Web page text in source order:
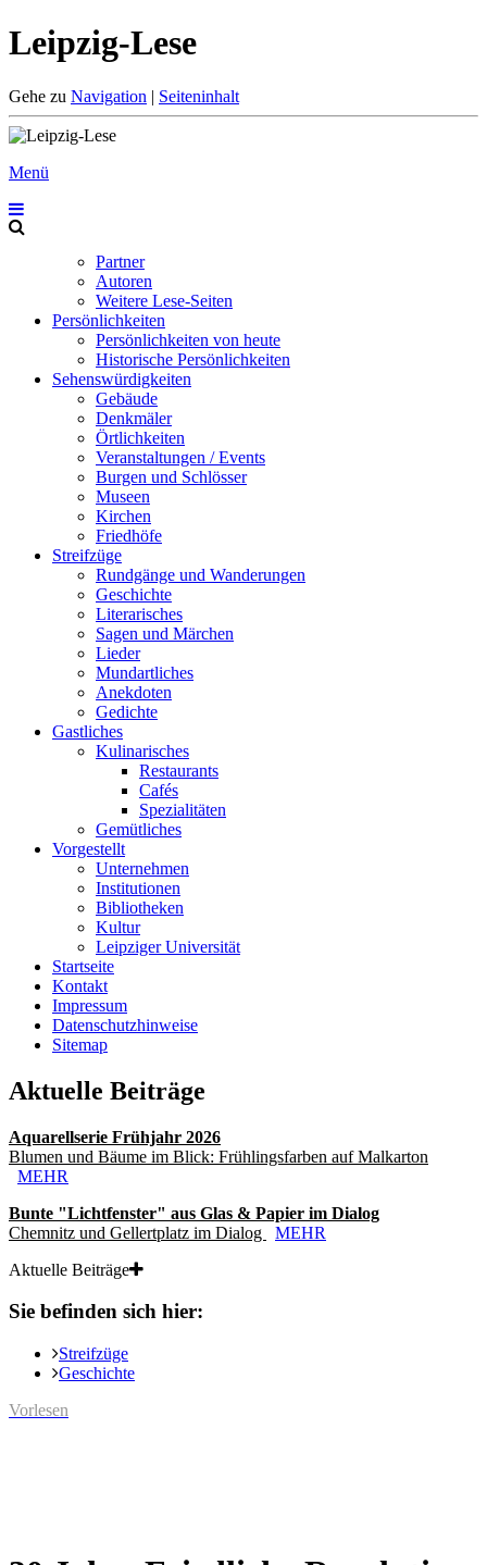
Leipzig-Lese
Gehe zu Navigation | Seiteninhalt
Menü
Partner
Autoren
Weitere Lese-Seiten
Persönlichkeiten
Persönlichkeiten von heute
Historische Persönlichkeiten
Sehenswürdigkeiten
Gebäude
Denkmäler
Örtlichkeiten
Veranstaltungen / Events
Burgen und Schlösser
Museen
Kirchen
Friedhöfe
Streifzüge
Rundgänge und Wanderungen
Geschichte
Literarisches
Sagen und Märchen
Lieder
Mundartliches
Anekdoten
Gedichte
Gastliches
Kulinarisches
Restaurants
Cafés
Spezialitäten
Gemütliches
Vorgestellt
Unternehmen
Institutionen
Bibliotheken
Kultur
Leipziger Universität
Startseite
Kontakt
Impressum
Datenschutzhinweise
Sitemap
Aktuelle Beiträge
Aquarellserie Frühjahr 2026
Blumen und Bäume im Blick: Frühlingsfarben auf Malkarton
MEHR
Bunte "Lichtfenster" aus Glas & Papier im Dialog
Chemnitz und Gellertplatz im Dialog
MEHR
Aktuelle Beiträge
Sie befinden sich hier:
Streifzüge
Geschichte
Vorlesen